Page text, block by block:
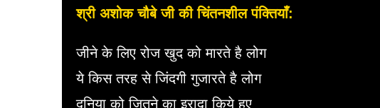
श्री अशोक चौबे जी की चिंतनशील पंक्तियाँ:
जीने के लिए रोज खुद को मारते है लोग
ये किस तरह से जिंदगी गुजारते है लोग
दुनिया को जितने का इरादा किये हुए